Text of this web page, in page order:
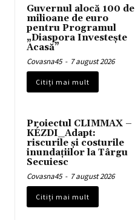
Guvernul alocă 100 de
milioane de euro
pentru Programul
„Diaspora Investește
Acasă”
Covasna45 - 7 august 2026
Citiți mai mult
Proiectul CLIMMAX –
KÉZDI_Adapt:
riscurile și costurile
inundațiilor la Târgu
Secuiesc
Covasna45 - 7 august 2026
Citiți mai mult